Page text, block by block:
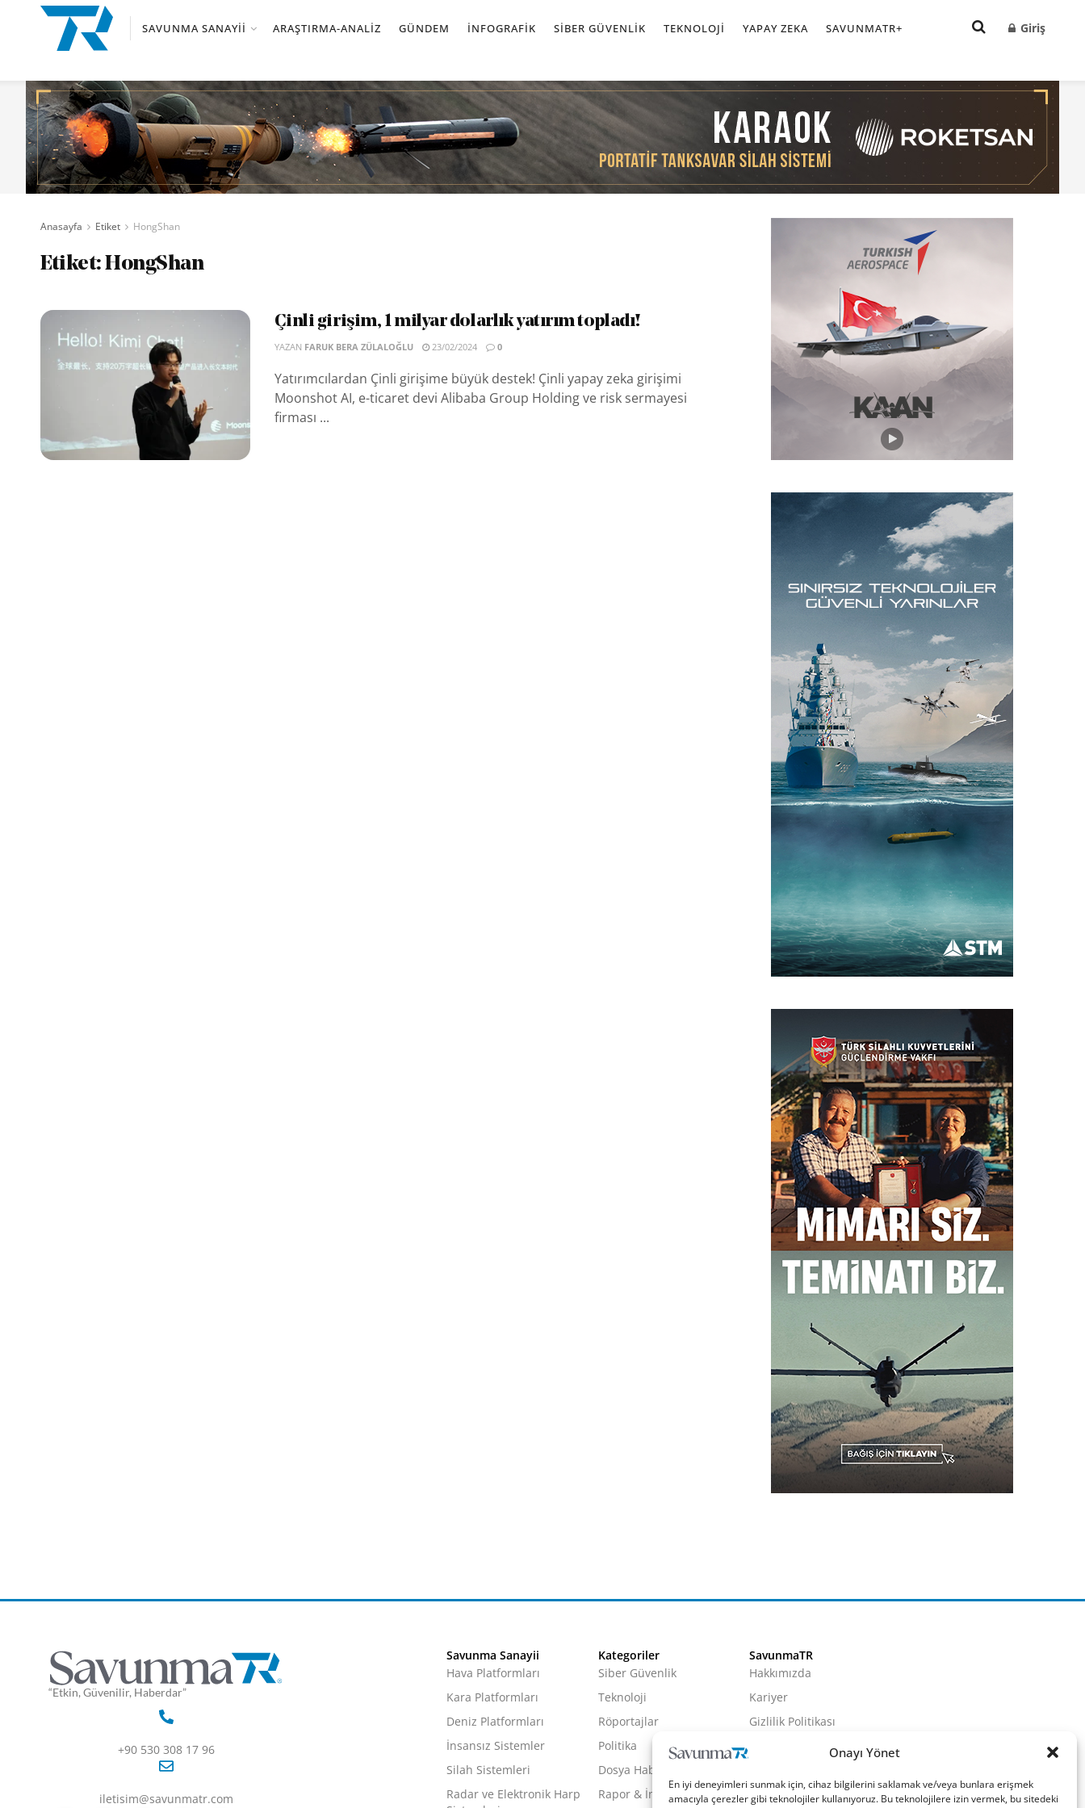
Onayı Yönet
En iyi deneyimleri sunmak için, cihaz bilgilerini saklamak ve/veya bunlara erişmek
amacıyla çerezler gibi teknolojiler kullanıyoruz. Bu teknolojilere izin vermek, bu sitedeki
SAVUNMA SANAYII ARAŞTIRMA-ANALIZ GÜNDEM İNFOGRAFIK SIBER GÜVENLIK TEKNOLOJI YAPAY ZEKA SAVUNMATR+ Giriş
Anasayfa Etiket HongShan
Etiket:HongShan
Çinli girişim, 1 milyar dolarlık yatırım topladı!
YAZAN FARUK BERA ZÜLALOĞLU 23/02/2024 0
Yatırımcılardan Çinli girişime büyük destek! Çinli yapay zeka girişimi
Moonshot AI, e-ticaret devi Alibaba Group Holding ve risk sermayesi
firması ...
“Etkin, Güvenilir, Haberdar”
+90 530 308 17 96
iletisim@savunmatr.com
Savunma Sanayii
Hava Platformları
Kara Platformları
Deniz Platformları
İnsansız Sistemler
Silah Sistemleri
Radar ve Elektronik Harp
Kategoriler
Siber Güvenlik
Teknoloji
Röportajlar
Politika
Dosya Haber
Rapor & İnfografik
SavunmaTR
Hakkımızda
Kariyer
Gizlilik Politikası